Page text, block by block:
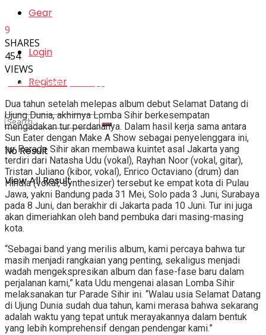
Gear
Login
Register
No Result
View All Result
9
SHARES
454
VIEWS
Facebook Twitter
Dua tahun setelah melepas album debut Selamat Datang di
Ujung Dunia, akhirnya Lomba Sihir berkesempatan
mengadakan tur perdananya. Dalam hasil kerja sama antara
Sun Eater dengan Make A Show sebagai penyelenggara ini,
tur Parade Sihir akan membawa kuintet asal Jakarta yang
terdiri dari Natasha Udu (vokal), Rayhan Noor (vokal, gitar),
Tristan Juliano (kibor, vokal), Enrico Octaviano (drum) dan
Hindia (vokal, synthesizer) tersebut ke empat kota di Pulau
Jawa, yakni Bandung pada 31 Mei, Solo pada 3 Juni, Surabaya
pada 8 Juni, dan berakhir di Jakarta pada 10 Juni. Tur ini juga
akan dimeriahkan oleh band pembuka dari masing-masing
kota.
“Sebagai band yang merilis album, kami percaya bahwa tur
masih menjadi rangkaian yang penting, sekaligus menjadi
wadah mengekspresikan album dan fase-fase baru dalam
perjalanan kami,” kata Udu mengenai alasan Lomba Sihir
melaksanakan tur Parade Sihir ini. “Walau usia Selamat Datang
di Ujung Dunia sudah dua tahun, kami merasa bahwa sekarang
adalah waktu yang tepat untuk merayakannya dalam bentuk
yang lebih komprehensif dengan pendengar kami.”